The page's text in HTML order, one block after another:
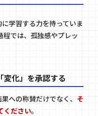
学習する力を持っていま
では、孤独感やプレッ
変化」を承認する
への称賛だけでなく、 そ
ください。